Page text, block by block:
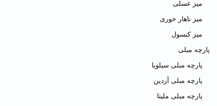
میز عسلی
میز ناهار خوری
میز کنسول
پارچه مبلی
پارچه مبلی سیلویا
پارچه مبلی آردین
پارچه مبلی ملیتا